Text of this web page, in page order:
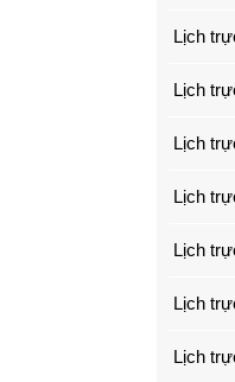
Lịch
Lịch
Lịch
Lịch
Lịch
Lịch
Lịch